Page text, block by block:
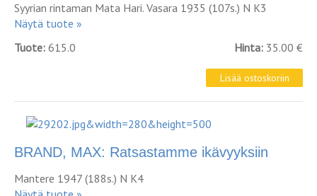
Syyrian rintaman Mata Hari. Vasara 1935 (107s.) N K3
Näytä tuote »
Tuote: 615.0 Hinta: 35.00 €
BRAND, MAX: Ratsastamme ikävyyksiin
Mantere 1947 (188s.) N K4